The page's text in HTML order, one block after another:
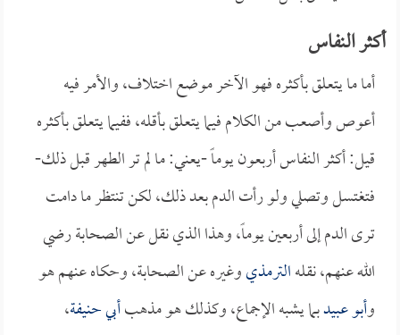
أكثر النفاس
أما ما يتعلق بأكثره فهو الآخر موضع اختلاف، والأمر فيه
أعوص وأصعب من الكلام فيما يتعلق بأقله، ففيما يتعلق بأكثره
قيل: أكثر النفاس أربعون يوماً -يعني: ما لم تر الطهر قبل ذلك-
فتغتسل وتصلي ولو رأت الدم بعد ذلك، لكن تنتظر ما دامت
ترى الدم إلى أربعين يوماً، وهذا الذي نقل عن الصحابة رضي
الله عنهم، نقلهالترمذيوغيره عن الصحابة، وحكاه عنهم هو
وأبو عبيدبما يشبه الإجماع، وكذلك هو مذهبأبي حنيفة،